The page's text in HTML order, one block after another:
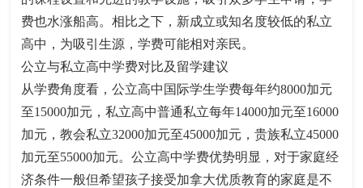
费也水涨船高。相比之下，新成立或知名度较低的私立
高中，为吸引生源，学费可能相对亲民。​
公立与私立高中学费对比及留学建议​
从学费角度看，公立高中国际学生学费每年约8000加元
至15000加元，私立高中普通私立每年14000加元至16000
加元，教会私立32000加元至45000加元，贵族私立45000
加元至55000加元。公立高中学费优势明显，对于家庭经
济条件一般但希望孩子接受加拿大优质教育的家庭是不